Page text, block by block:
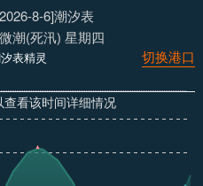
8-6]潮汐表
潮(死汛) 星期四
切换港口
表精灵
看该时间详细情况